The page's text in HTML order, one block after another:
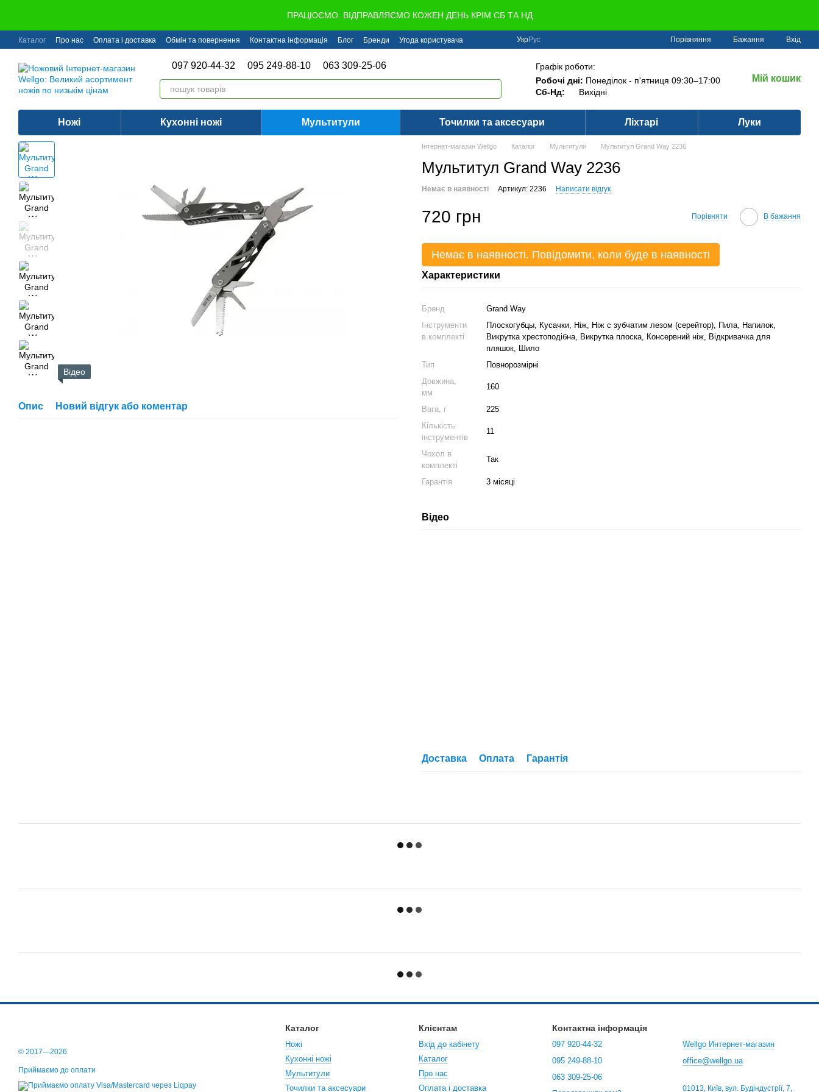
ПРАЦЮЄМО. ВІДПРАВЛЯЄМО КОЖЕН ДЕНЬ КРІМ СБ ТА НД
Каталог Про нас Оплата і доставка Обмін та повернення Контактна інформація Блог Бренди Угода користувача УкрРус Порівняння Бажання Вхід
097 920-44-32 095 249-88-10 063 309-25-06
Графік роботи:
Робочі дні: Понеділок - п'ятниця 09:30–17:00
Сб-Нд:
Вихідні
Мій кошик
Ножі Кухонні ножі Мультитули Точилки та аксесуари Ліхтарі Луки
Відео
Опис Новий відгук або коментар
Інтернет-магазин Wellgo Каталог Мультитули Мультитул Grand Way 2236
Мультитул Grand Way 2236
Немає в наявності Артикул: 2236 Написати відгук
720 грн Порівняти В бажання
Немає в наявності. Повідомити, коли буде в наявності
Характеристики
Бренд
Grand Way
Інструменти
в комплекті
Плоскогубцы, Кусачки, Ніж, Ніж с зубчатим лезом (серейтор), Пила, Напилок,
Викрутка хрестоподібна, Викрутка плоска, Консервний ніж, Відкривачка для
пляшок, Шило
Тип
Повнорозмірні
Довжина,
мм
160
Вага, г
225
Кількість
інструментів
11
Чохол в
комплекті
Так
Гарантія 3 місяці
Відео
Доставка Оплата Гарантія
© 2017—2026
Приймаємо до оплати
Каталог
Ножі
Кухонні ножі
Мультитули
Точилки та аксесуари
Клієнтам
Вхід до кабінету
Каталог
Про нас
Оплата і доставка
Контактна інформація
097 920-44-32
095 249-88-10
063 309-25-06
Wellgo Интернет-магазин
office@wellgo.ua
01013, Київ, вул. Будіндустрії, 7,